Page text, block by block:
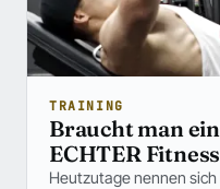
TRAINING
Braucht man
ECHTER
Heutzutage nennen